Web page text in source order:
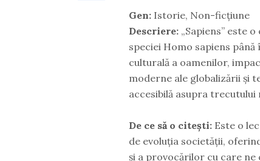
Gen:Istorie, Non-ficțiune
Descriere:„Sapiens” este
speciei Homo sapiens
culturală a oamenilor,
moderne ale globalizării și
accesibilă asupra
De ce să o citești:Este o
de evoluția societății,
și a provocărilor cu care